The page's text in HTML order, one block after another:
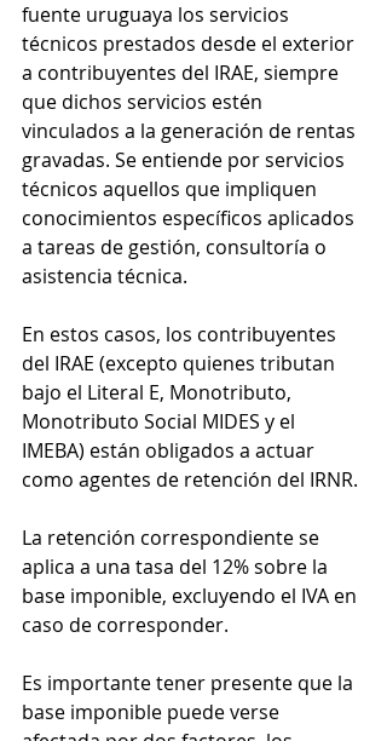
fuente uruguaya los servicios
técnicos prestados desde el exterior
a contribuyentes del IRAE, siempre
que dichos servicios estén
vinculados a la generación de rentas
gravadas. Se entiende por servicios
técnicos aquellos que impliquen
conocimientos específicos aplicados
a tareas de gestión, consultoría o
asistencia técnica.
En estos casos, los contribuyentes
del IRAE (excepto quienes tributan
bajo el Literal E, Monotributo,
Monotributo Social MIDES y el
IMEBA) están obligados a actuar
como agentes de retención del IRNR.
La retención correspondiente se
aplica a una tasa del 12% sobre la
base imponible, excluyendo el IVA en
caso de corresponder.
Es importante tener presente que la
base imponible puede verse